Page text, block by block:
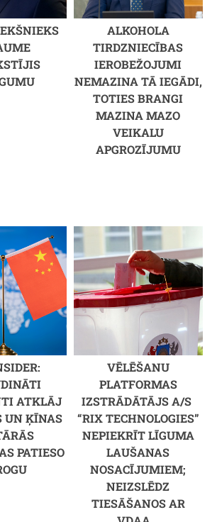
ALKOHOLA
TIRDZNIECĪBAS
IEROBEŽOJUMI
NEMAZINA TĀ IEGĀDI,
TOTIES BRANGI
MAZINA MAZO
VEIKALU
APGROZĪJUMU
ATKLĀJ
UN ĶĪNAS
PATIESO
VĒLĒŠANU
PLATFORMAS
IZSTRĀDĀTĀJS A/S
“RIX TECHNOLOGIES”
NEPIEKRĪT LĪGUMA
LAUŠANAS
NOSACĪJUMIEM;
NEIZSLĒDZ
TIESĀŠANOS AR